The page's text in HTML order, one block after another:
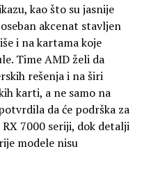
kao što su jasnije
akcenat stavljen
i na kartama koje
Time AMD želi da
rešenja i na širi
karti, a ne samo na
da će podrška za
7000 seriji, dok detalji
modele nisu